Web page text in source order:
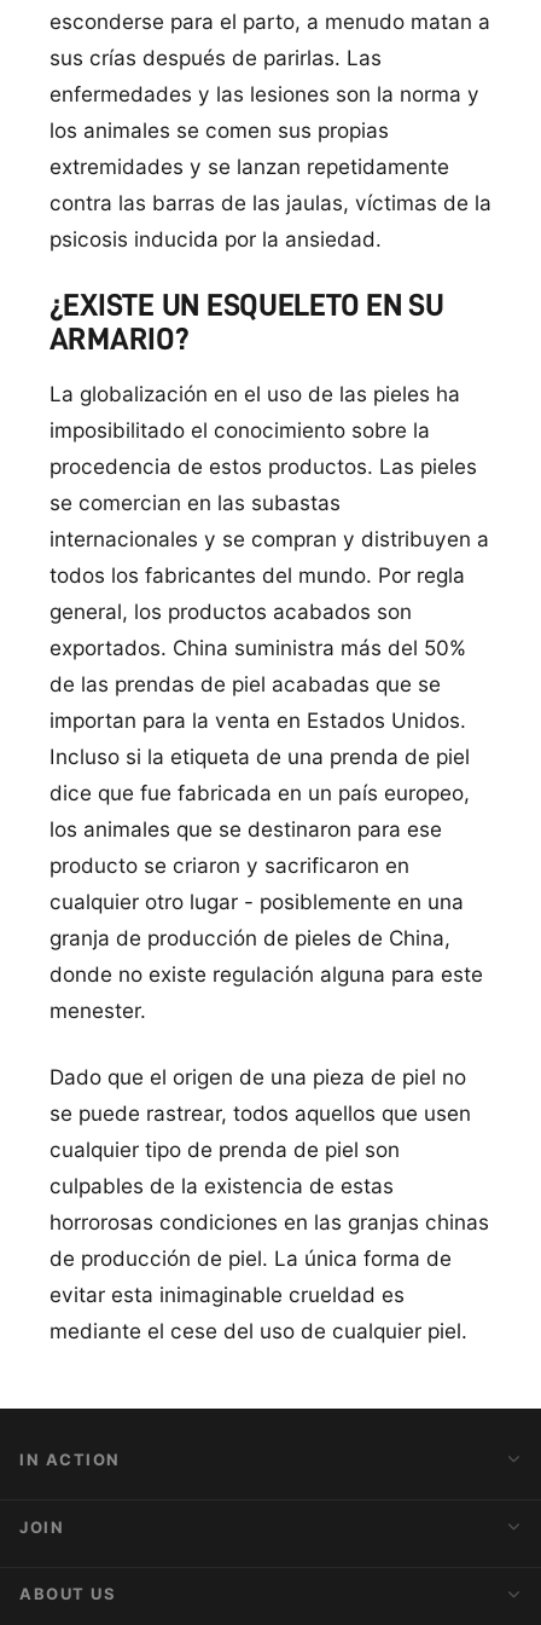
esconderse para el parto, a menudo matan a
sus crí­as después de parirlas. Las
enfermedades y las lesiones son la norma y
los animales se comen sus propias
extremidades y se lanzan repetidamente
contra las barras de las jaulas, ví­ctimas de la
psicosis inducida por la ansiedad.
¿EXISTE UN ESQUELETO EN SU
ARMARIO?
La globalización en el uso de las pieles ha
imposibilitado el conocimiento sobre la
procedencia de estos productos. Las pieles
se comercian en las subastas
internacionales y se compran y distribuyen a
todos los fabricantes del mundo. Por regla
general, los productos acabados son
exportados. China suministra más del 50%
de las prendas de piel acabadas que se
importan para la venta en Estados Unidos.
Incluso si la etiqueta de una prenda de piel
dice que fue fabricada en un paí­s europeo,
los animales que se destinaron para ese
producto se criaron y sacrificaron en
cualquier otro lugar - posiblemente en una
granja de producción de pieles de China,
donde no existe regulación alguna para este
menester.
Dado que el origen de una pieza de piel no
se puede rastrear, todos aquellos que usen
cualquier tipo de prenda de piel son
culpables de la existencia de estas
horrorosas condiciones en las granjas chinas
de producción de piel. La única forma de
evitar esta inimaginable crueldad es
mediante el cese del uso de cualquier piel.
IN ACTION
JOIN
Activist Network
ABOUT US